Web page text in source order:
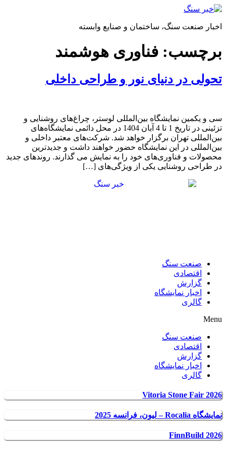
پرش
محتوا
اخبار صنعت سنگ، ساختمان و صنایع وابسته
برچسب: فناوری هوشمند
تحولی در دنیای نور و طراحی داخلی
سی و یکمین نمایشگاه بین‌المللی لوستر، چراغ‌های روشنایی و
تزئینی در تاریخ 1 تا 4 آبان 1404 در محل دائمی نمایشگاه‌های
بین‌المللی تهران برگزار خواهد شد. شرکت‌های معتبر داخلی و
بین‌المللی در این نمایشگاه حضور خواهند داشت و جدیدترین
محصولات و فناوری‌های خود را به نمایش می گذارند. روندهای جدید
در طراحی روشنایی یکی از ویژگی‌های […]
صنعت سنگ
اقتصادی
گزارش
اخبار نمایشگاه
گالری
Menu
صنعت سنگ
اقتصادی
گزارش
اخبار نمایشگاه
گالری
Vitoria Stone Fair 2026
نمایشگاه Rocalia – لیون، فرانسه 2025
FinnBuild 2026